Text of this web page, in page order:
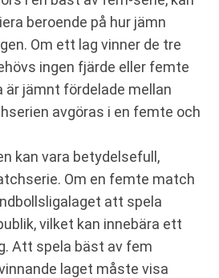
beroende på hur jämn
Om ett lag vinner de tre
ingen fjärde eller femte
är jämnt fördelade mellan
avgöras i en femte och
kan vara betydelsefull,
Om en femte match
att spela
vilket kan innebära ett
Att spela bäst av fem
laget måste visa